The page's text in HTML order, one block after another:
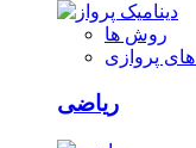
روش ها
پروازی
ریاضی